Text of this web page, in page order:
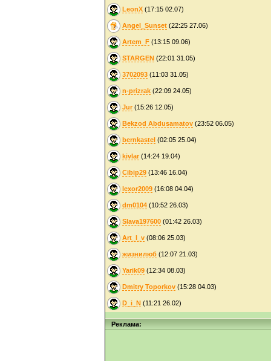
LeonX (17:15 02.07)
Angel_Sunset (22:25 27.06)
Artem_F (13:15 09.06)
STARGEN (22:01 31.05)
3702093 (11:03 31.05)
n-prizrak (22:09 24.05)
Jur (15:26 12.05)
Bekzod Abdusamatov (23:52 06.05)
bernkastel (02:05 25.04)
kivlar (14:24 19.04)
Cibip29 (13:46 16.04)
lexor2009 (16:08 04.04)
dm0104 (10:52 26.03)
Slava197600 (01:42 26.03)
Art_l_v (08:06 25.03)
жизнилюб (12:07 21.03)
Yarik09 (12:34 08.03)
Dmitry Toporkov (15:28 04.03)
D_i_N (11:21 26.02)
Реклама: